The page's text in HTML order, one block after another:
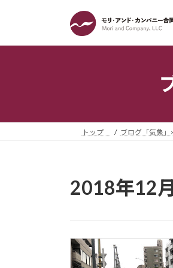
ッ
移
トップ ブログ「気象
2018年12月